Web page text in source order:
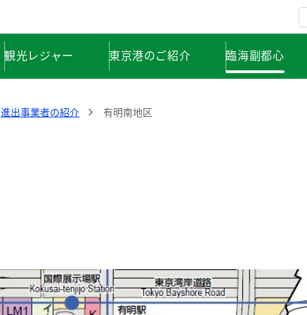
観光レジャー 東京港のご紹介 臨海副都心
進出事業者の紹介 有明南地区